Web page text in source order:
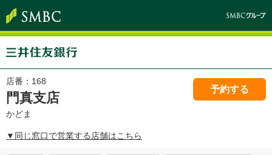
予約する
店番： 168
門真支店
かどま
▼同じ窓口で営業する店舗はこちら